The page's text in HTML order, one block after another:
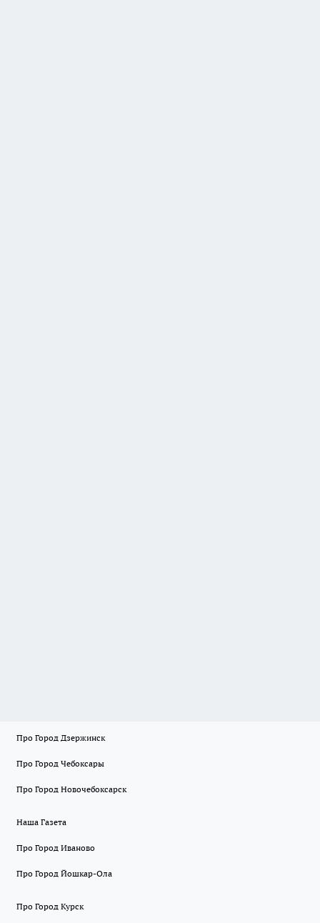
Про Город Дзержинск
Про Город Чебоксары
Про Город Новочебоксарск
Наша Газета
Про Город Иваново
Про Город Йошкар-Ола
Про Город Курск